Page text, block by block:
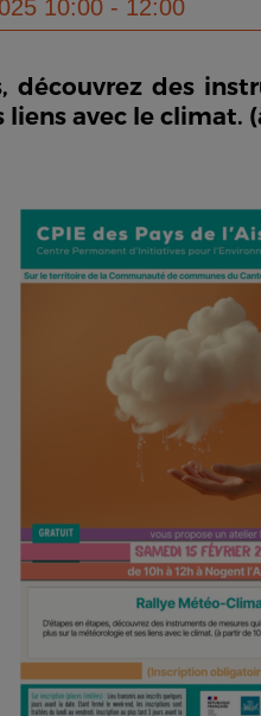
10:00 - 12:00
découvrez des
avec le climat.